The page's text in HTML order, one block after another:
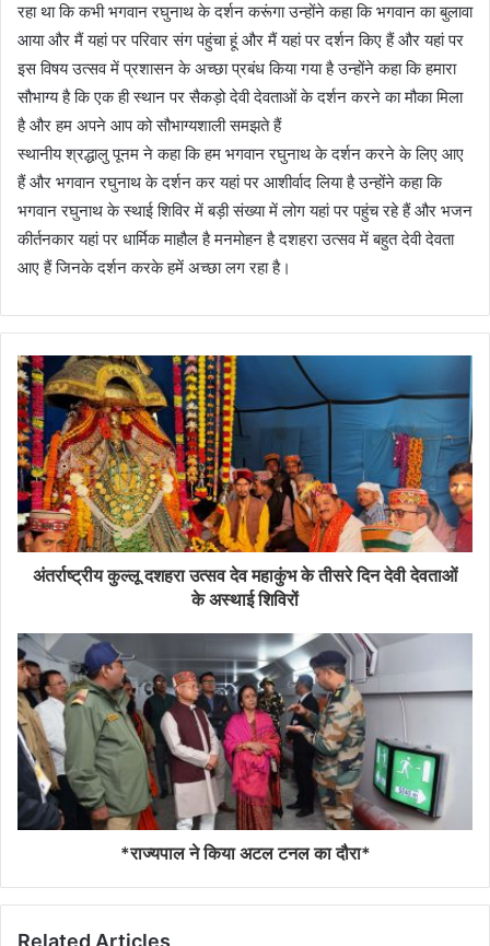
रहा था कि कभी भगवान रघुनाथ के दर्शन करूंगा उन्होंने कहा कि भगवान का बुलावा
आया और मैं यहां पर परिवार संग पहुंचा हूं और मैं यहां पर दर्शन किए हैं और यहां पर
इस विषय उत्सव में प्रशासन के अच्छा प्रबंध किया गया है उन्होंने कहा कि हमारा
सौभाग्य है कि एक ही स्थान पर सैकड़ो देवी देवताओं के दर्शन करने का मौका मिला
है और हम अपने आप को सौभाग्यशाली समझते हैं
स्थानीय श्रद्धालु पूनम ने कहा कि हम भगवान रघुनाथ के दर्शन करने के लिए आए
हैं और भगवान रघुनाथ के दर्शन कर यहां पर आशीर्वाद लिया है उन्होंने कहा कि
भगवान रघुनाथ के स्थाई शिविर में बड़ी संख्या में लोग यहां पर पहुंच रहे हैं और भजन
कीर्तनकार यहां पर धार्मिक माहौल है मनमोहन है दशहरा उत्सव में बहुत देवी देवता
आए हैं जिनके दर्शन करके हमें अच्छा लग रहा है।
अंतर्राष्ट्रीय कुल्लू दशहरा उत्सव देव महाकुंभ के तीसरे दिन देवी देवताओं
के अस्थाई शिविरों
*राज्यपाल ने किया अटल टनल का दौरा*
Related Articles